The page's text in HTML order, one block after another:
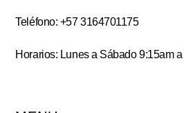
Teléfono: +57 3164701175
Horarios: Lunes a Sábado 9:15am